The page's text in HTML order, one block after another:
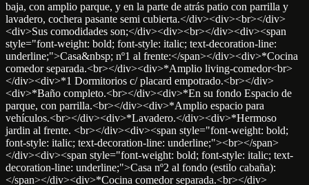
baja, con amplio parque, y en la parte de atrás patio con parrilla y
lavadero, cochera pasante semi cubierta.</div><div><br></div>
<div>Sus comodidades son;</div><div><br></div><div><span
style="font-weight: bold; font-style: italic; text-decoration-line:
underline;">Casa&nbsp; nº1 al frente:</span></div><div>*Cocina
comedor separada.<br></div><div>*Amplio living-comedor<br>
</div><div>*1 Dormitorios c/ placard empotrado.<br></div>
<div>*Baño completo.<br></div><div>*En su fondo Espacio de
parque, con parrilla.<br></div><div>*Amplio espacio para
vehículos.<br></div><div>*Lavadero.</div><div>*Hermoso
jardin al frente. <br></div><div><span style="font-weight: bold;
font-style: italic; text-decoration-line: underline;"><br></span>
</div><div><span style="font-weight: bold; font-style: italic; text-
decoration-line: underline;">Casa nº2 al fondo (estilo cabaña):
</span></div><div>*Cocina comedor separada.<br></div>